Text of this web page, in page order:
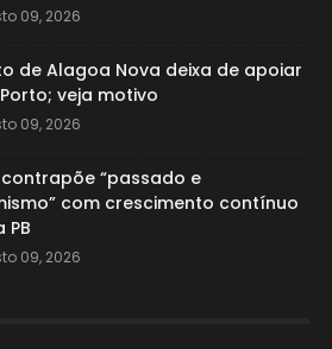
09, 2026
de Alagoa Nova deixa de apoiar
veja motivo
09, 2026
contrapõe “passado e
com crescimento contínuo
PB
09, 2026